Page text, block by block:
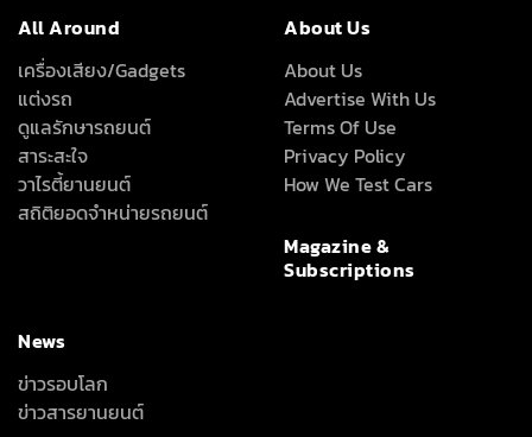
All Around
เครื่องเสียง/Gadgets
แต่งรถ
ดูแลรักษารถยนต์
สาระสะใจ
วาไรตี้ยานยนต์
สถิติยอดจำหน่ายรถยนต์
About Us
About Us
Advertise With Us
Terms Of Use
Privacy Policy
How We Test Cars
Magazine &
Subscriptions
News
ข่าวรอบโลก
ข่าวสารยานยนต์